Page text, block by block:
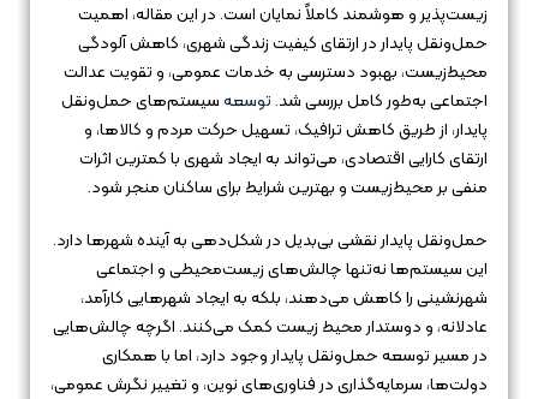
زیست‌پذیر و هوشمند کاملاً نمایان است. در این مقاله، اهمیت
حمل‌ونقل پایدار در ارتقای کیفیت زندگی شهری، کاهش آلودگی
محیط‌زیست، بهبود دسترسی به خدمات عمومی، و تقویت عدالت
اجتماعی به‌طور کامل بررسی شد.توسعهسیستم‌های حمل‌ونقل
پایدار، از طریق کاهش ترافیک، تسهیل حرکت مردم و کالاها، و
ارتقای کارایی اقتصادی، می‌تواند به ایجاد شهری با کمترین اثرات
منفی بر محیط‌زیست و بهترین شرایط برای ساکنان منجر شود.
حمل‌ونقل پایدار نقشی بی‌بدیل در شکل‌دهی به آینده شهرها دارد.
این سیستم‌ها نه‌تنها چالش‌های زیست‌محیطی و اجتماعی
شهرنشینی را کاهش می‌دهند، بلکه به ایجاد شهرهایی کارآمد،
عادلانه، و دوستدار محیط زیست کمک می‌کنند. اگرچه چالش‌هایی
در مسیر توسعه حمل‌ونقل پایدار وجود دارد، اما با همکاری
دولت‌ها، سرمایه‌گذاری در فناوری‌های نوین، و تغییر نگرش عمومی،